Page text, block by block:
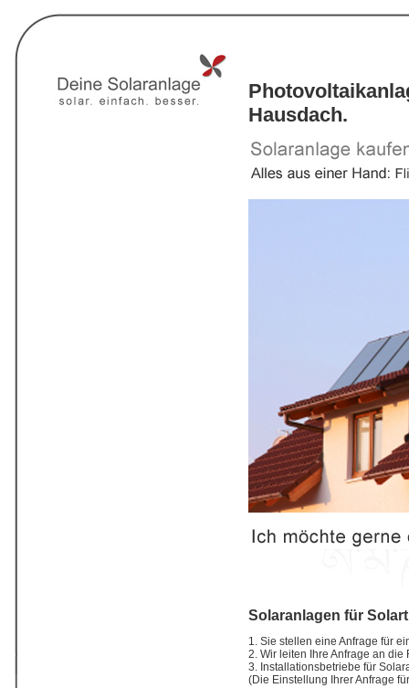
Hausdach.
Solaranlagen für
1. Sie stellen eine Anfrage für
2. Wir leiten Ihre Anfrage an
3. Installationsbetriebe für
(Die Einstellung Ihrer Anfrage